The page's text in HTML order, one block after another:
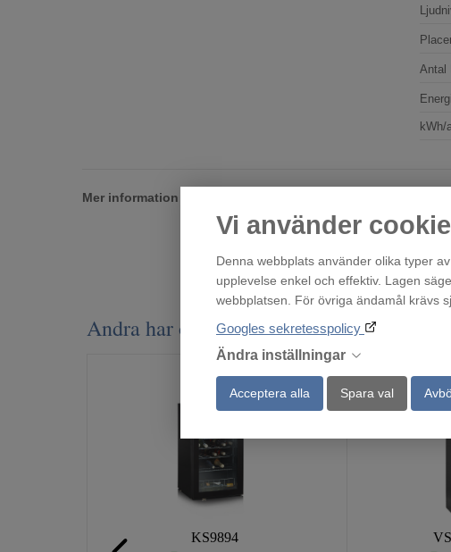
Vi använder
Denna webbplats använder olika typer
upplevelse enkel och effektiv. Lagen
webbplatsen. För övriga ändamål krävs
Googles sekretesspolicy
Ändra inställningar
Acceptera alla Spara val
Antal
kWh/
Mer information
Andra har också tittat på
KS9894